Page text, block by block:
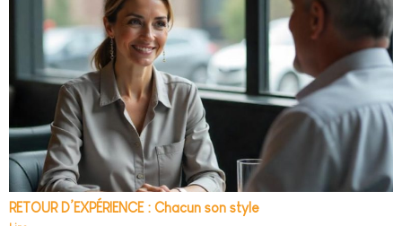
RETOUR D’EXPÉRIENCE : Chacun son style